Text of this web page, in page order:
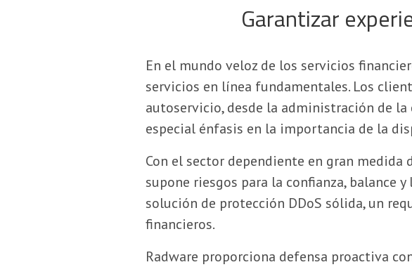
Garantizar
En el mundo veloz de los servicios
servicios en línea fundamentales. Los
autoservicio, desde la administración de
especial énfasis en la importancia de la
Con el sector dependiente en gran
supone riesgos para la confianza, balance
solución de protección DDoS sólida, un
financieros.
Radware proporciona defensa proactiva